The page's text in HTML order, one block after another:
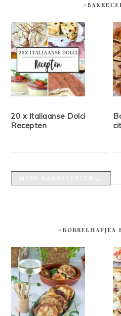
20 x Italiaanse Dolci
Recepten
#BORRELHAPJES